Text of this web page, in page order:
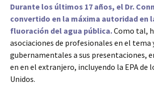
Durante los últimos 17 años, el Dr.
convertido en la máxima autoridad en
fluoración del agua pública.Como tal,
asociaciones de profesionales en el tema
gubernamentales a sus presentaciones,
en en el extranjero, incluyendo la EPA de
Unidos.